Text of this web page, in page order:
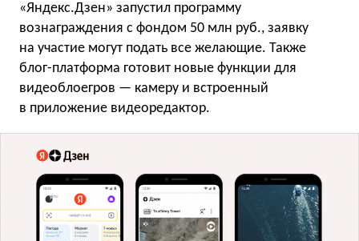
«Яндекс.Дзен» запустил программу
вознаграждения с фондом 50 млн руб., заявку
на участие могут подать все желающие. Также
блог-платформа готовит новые функции для
видеоблоегров — камеру и встроенный
в приложение видеоредактор.